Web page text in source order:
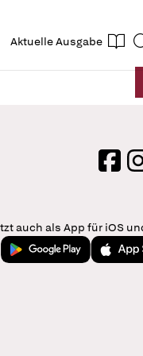
Aktuelle Ausgabe
login
auch als App für iOS
Jetzt bei Google Play
Laden